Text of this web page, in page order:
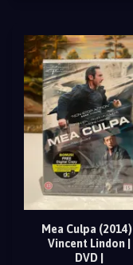
Mea Culpa (2014) |
Vincent Lindon |
DVD |